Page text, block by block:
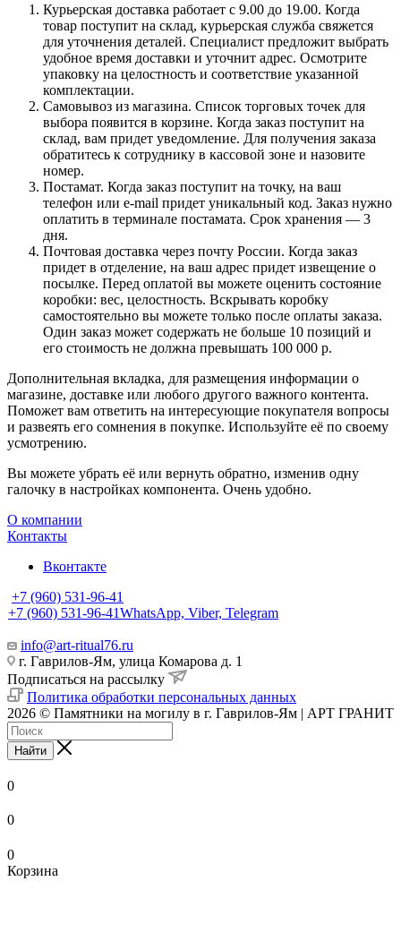
Курьерская доставка работает с 9.00 до 19.00. Когда
товар поступит на склад, курьерская служба свяжется
для уточнения деталей. Специалист предложит выбрать
удобное время доставки и уточнит адрес. Осмотрите
упаковку на целостность и соответствие указанной
комплектации.
Самовывоз из магазина. Список торговых точек для
выбора появится в корзине. Когда заказ поступит на
склад, вам придет уведомление. Для получения заказа
обратитесь к сотруднику в кассовой зоне и назовите
номер.
Постамат. Когда заказ поступит на точку, на ваш
телефон или e-mail придет уникальный код. Заказ нужно
оплатить в терминале постамата. Срок хранения — 3
дня.
Почтовая доставка через почту России. Когда заказ
придет в отделение, на ваш адрес придет извещение о
посылке. Перед оплатой вы можете оценить состояние
коробки: вес, целостность. Вскрывать коробку
самостоятельно вы можете только после оплаты заказа.
Один заказ может содержать не больше 10 позиций и
его стоимость не должна превышать 100 000 р.
Дополнительная вкладка, для размещения информации о
магазине, доставке или любого другого важного контента.
Поможет вам ответить на интересующие покупателя вопросы
и развеять его сомнения в покупке. Используйте её по своему
усмотрению.
Вы можете убрать её или вернуть обратно, изменив одну
галочку в настройках компонента. Очень удобно.
О компании
Контакты
Вконтакте
+7 (960) 531-96-41
+7 (960) 531-96-41WhatsApp, Viber, Telegram
info@art-ritual76.ru
г. Гаврилов-Ям, улица Комарова д. 1
Подписаться на рассылку
Политика обработки персональных данных
2026 © Памятники на могилу в г. Гаврилов-Ям | АРТ ГРАНИТ
Найти
0
0
0
Корзина